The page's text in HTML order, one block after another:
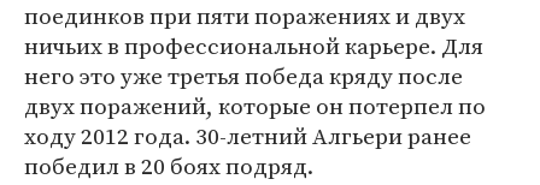
поединков при пяти поражениях и двух
ничьих в профессиональной карьере. Для
него это уже третья победа кряду после
двух поражений, которые он потерпел по
ходу 2012 года. 30-летний Алгьери ранее
победил в 20 боях подряд.